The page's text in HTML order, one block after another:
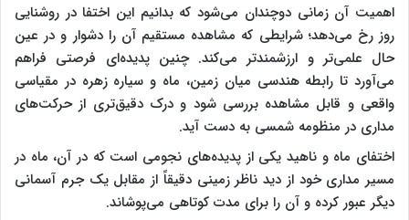
اهمیت آن زمانی دوچندان می‌شود که بدانیم این اختفا در روشنایی
روز رخ می‌دهد؛ شرایطی که مشاهده مستقیم آن را دشوار و در عین
حال علمی‌تر و ارزشمندتر می‌کند. چنین پدیده‌ای فرصتی فراهم
می‌آورد تا رابطه هندسی میان زمین، ماه و سیاره زهره در مقیاسی
واقعی و قابل مشاهده بررسی شود و درک دقیق‌تری از حرکت‌های
مداری در منظومه شمسی به دست آید.
اختفای ماه و ناهید یکی از پدیده‌های نجومی است که در آن، ماه در
مسیر مداری خود از دید ناظر زمینی دقیقاً از مقابل یک جرم آسمانی
دیگر عبور کرده و آن را برای مدت کوتاهی می‌پوشاند.